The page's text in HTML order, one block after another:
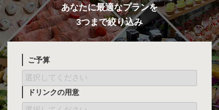
あなたに最適なプランを
3つまで絞り込み
ご予算
ドリンクの用意